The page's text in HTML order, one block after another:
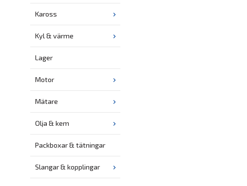
Kaross
Kyl & värme
Lager
Motor
Mätare
Olja & kem
Packboxar & tätningar
Slangar & kopplingar